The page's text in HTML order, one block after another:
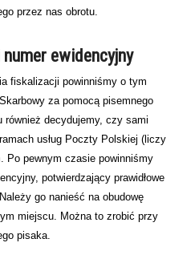
przez nas obrotu.
ewidencyjny
fiskalizacji powinniśmy o tym
za pomocą pisemnego
również decydujemy, czy sami
usług Poczty Polskiej (liczy
Po pewnym czasie powinniśmy
potwierdzający prawidłowe
go nanieść na obudowę
miejscu. Można to zrobić przy
pisaka.